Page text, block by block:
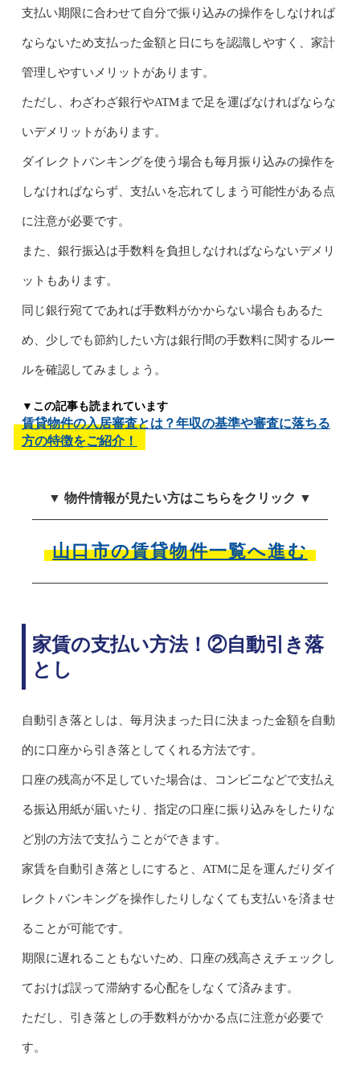
支払い期限に合わせて自分で振り込みの操作をしなければ
ならないため支払った金額と日にちを認識しやすく、家計
管理しやすいメリットがあります。
ただし、わざわざ銀行やATMまで足を運ばなければならな
いデメリットがあります。
ダイレクトバンキングを使う場合も毎月振り込みの操作を
しなければならず、支払いを忘れてしまう可能性がある点
に注意が必要です。
また、銀行振込は手数料を負担しなければならないデメリ
ットもあります。
同じ銀行宛てであれば手数料がかからない場合もあるた
め、少しでも節約したい方は銀行間の手数料に関するルー
ルを確認してみましょう。
▼この記事も読まれています
賃貸物件の入居審査とは？年収の基準や審査に落ちる
方の特徴をご紹介！
▼ 物件情報が見たい方はこちらをクリック ▼
山口市の賃貸物件一覧へ進む
家賃の支払い方法！②自動引き落
とし
自動引き落としは、毎月決まった日に決まった金額を自動
的に口座から引き落としてくれる方法です。
口座の残高が不足していた場合は、コンビニなどで支払え
る振込用紙が届いたり、指定の口座に振り込みをしたりな
ど別の方法で支払うことができます。
家賃を自動引き落としにすると、ATMに足を運んだりダイ
レクトバンキングを操作したりしなくても支払いを済ませ
ることが可能です。
期限に遅れることもないため、口座の残高さえチェックし
ておけば誤って滞納する心配をしなくて済みます。
ただし、引き落としの手数料がかかる点に注意が必要で
す。